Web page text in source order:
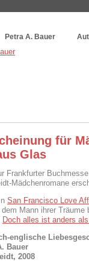
Petra A. Bauer
für
Glas
Frankfurter
Mädchenromane
San Francisco Love
Mann ihrer
Doch alles ist anders
englische
Bauer
2008